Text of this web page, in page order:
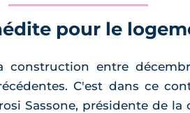
pour le
entre
C'est dans ce
Sassone, présidente de